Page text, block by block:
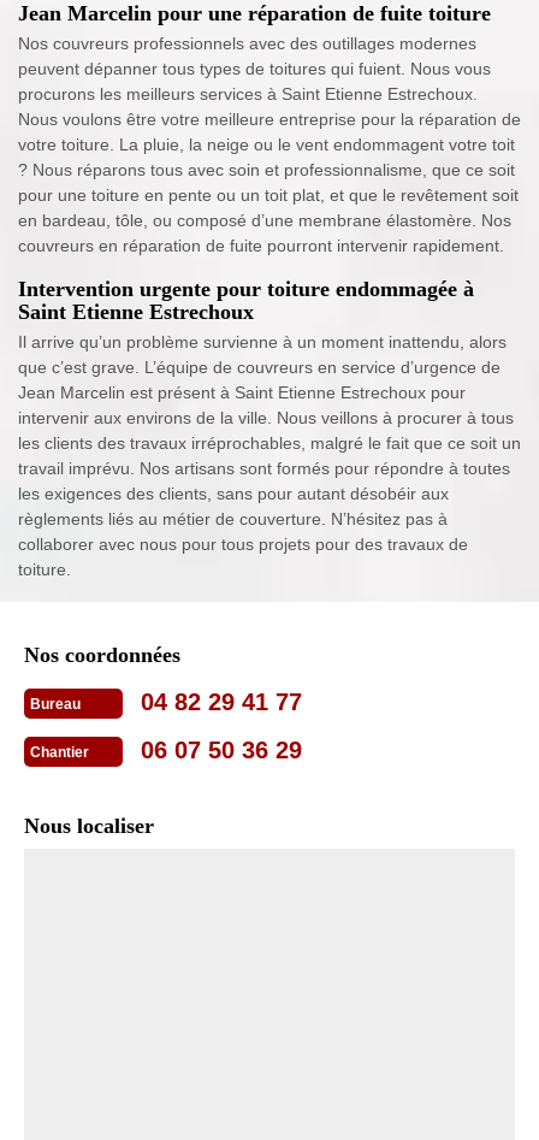
Jean Marcelin pour une réparation de fuite toiture
Nos couvreurs professionnels avec des outillages modernes
peuvent dépanner tous types de toitures qui fuient. Nous vous
procurons les meilleurs services à Saint Etienne Estrechoux.
Nous voulons être votre meilleure entreprise pour la réparation de
votre toiture. La pluie, la neige ou le vent endommagent votre toit
? Nous réparons tous avec soin et professionnalisme, que ce soit
pour une toiture en pente ou un toit plat, et que le revêtement soit
en bardeau, tôle, ou composé d’une membrane élastomère. Nos
couvreurs en réparation de fuite pourront intervenir rapidement.
Intervention urgente pour toiture endommagée à
Saint Etienne Estrechoux
Il arrive qu’un problème survienne à un moment inattendu, alors
que c’est grave. L’équipe de couvreurs en service d’urgence de
Jean Marcelin est présent à Saint Etienne Estrechoux pour
intervenir aux environs de la ville. Nous veillons à procurer à tous
les clients des travaux irréprochables, malgré le fait que ce soit un
travail imprévu. Nos artisans sont formés pour répondre à toutes
les exigences des clients, sans pour autant désobéir aux
règlements liés au métier de couverture. N’hésitez pas à
collaborer avec nous pour tous projets pour des travaux de
toiture.
Nos coordonnées
Bureau 04 82 29 41 77
Chantier 06 07 50 36 29
Nous localiser